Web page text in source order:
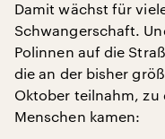
Damit wächst für
Schwangerschaft.
Polinnen auf die
die an der bisher
Oktober teilnahm, zu
Menschen kamen: